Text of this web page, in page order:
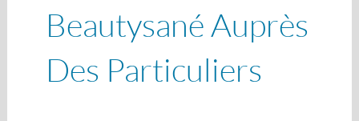
Beautysané Auprès
Des Particuliers